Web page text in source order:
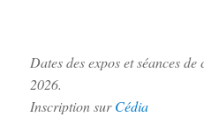
Dates des expos et séances
2026.
Inscription surCédia